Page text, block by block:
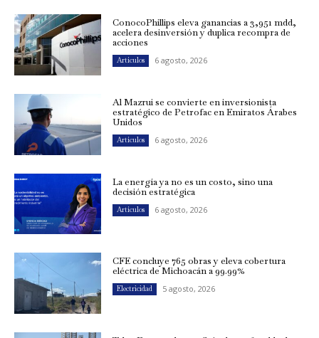
ConocoPhillips eleva ganancias a 3,951 mdd,
acelera desinversión y duplica recompra de
acciones
Artículos 6 agosto, 2026
Al Mazrui se convierte en inversionista
estratégico de Petrofac en Emiratos Árabes
Unidos
Artículos 6 agosto, 2026
La energía ya no es un costo, sino una
decisión estratégica
Artículos 6 agosto, 2026
CFE concluye 765 obras y eleva cobertura
eléctrica de Michoacán a 99.99%
Electricidad 5 agosto, 2026